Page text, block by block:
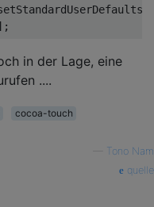
in der Lage, eine
....
cocoa-touch
Tono Nam
quelle